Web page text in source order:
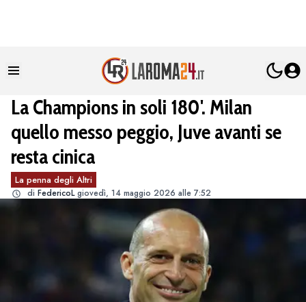
La Champions in soli 180'. Milan
quello messo peggio, Juve avanti se
resta cinica
La penna degli Altri
di FedericoL giovedì, 14 maggio 2026 alle 7:52